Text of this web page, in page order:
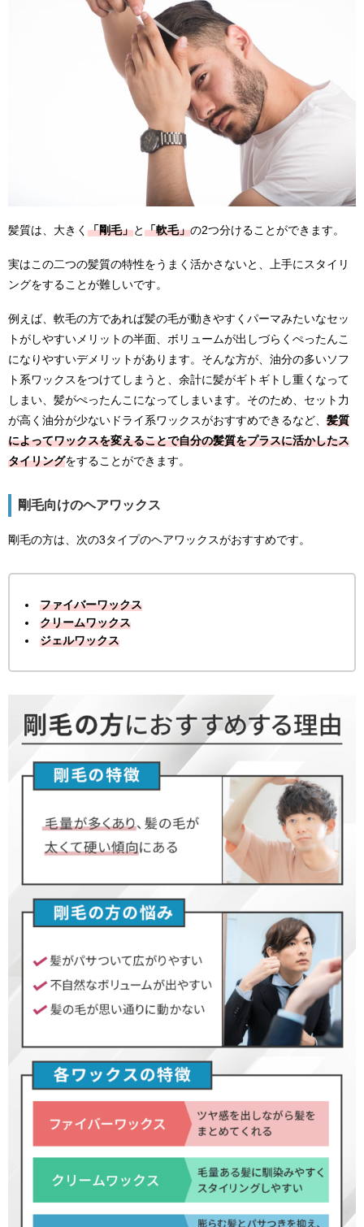
髪質は、大きく 「剛毛」と「軟毛」の2つ分けることができます。
実はこの二つの髪質の特性をうまく活かさないと、上手にスタイリ
ングをすることが難しいです。
例えば、軟毛の方であれば髪の毛が動きやすくパーマみたいなセッ
トがしやすいメリットの半面、ボリュームが出しづらくぺったんこ
になりやすいデメリットがあります。そんな方が、油分の多いソフ
ト系ワックスをつけてしまうと、余計に髪がギトギトし重くなって
しまい、髪がぺったんこになってしまいます。そのため、セット力
が高く油分が少ないドライ系ワックスがおすすめできるなど、 髪質
によってワックスを変えることで自分の髪質をプラスに活かしたス
タイリングをすることができます。
剛毛向けのヘアワックス
剛毛の方は、次の3タイプのヘアワックスがおすすめです。
ファイバーワックス
クリームワックス
ジェルワックス